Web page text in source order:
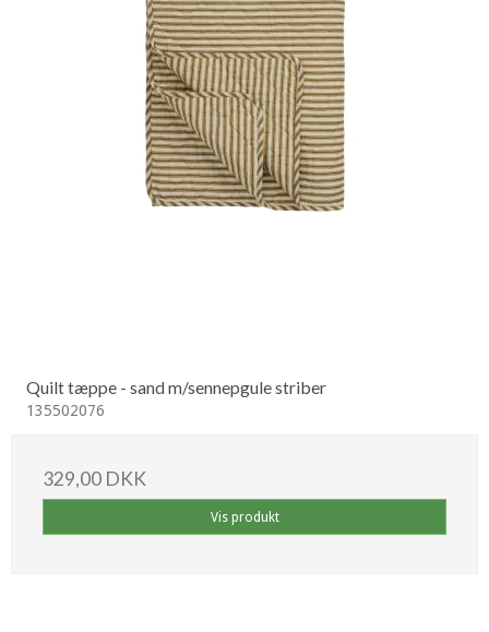
Quilt tæppe - sand m/sennepgule striber
135502076
329,00 DKK
Vis produkt